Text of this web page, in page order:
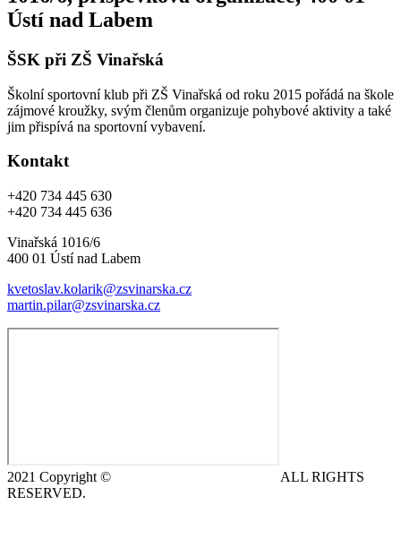
Ústí nad Labem
ŠSK při ZŠ Vinařská
Školní sportovní klub při ZŠ Vinařská od roku 2015 pořádá na škole
zájmové kroužky, svým členům organizuje pohybové aktivity a také
jim přispívá na sportovní vybavení.
Kontakt
+420 734 445 630
+420 734 445 636
Vinařská 1016/6
400 01 Ústí nad Labem
kvetoslav.kolarik@zsvinarska.cz
martin.pilar@zsvinarska.cz
2021 Copyright ©
ALL RIGHTS
RESERVED.